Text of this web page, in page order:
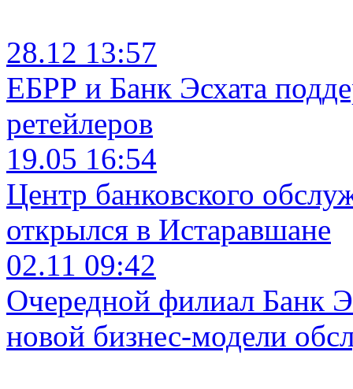
28.12 13:57
ЕБРР и Банк Эсхата
ретейлеров
19.05 16:54
Центр банковского
открылся в Истаравшане
02.11 09:42
Очередной филиал Банк
новой бизнес-модели